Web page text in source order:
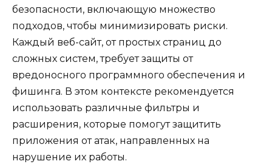
безопасности, включающую множество
подходов, чтобы минимизировать риски.
Каждый веб-сайт, от простых страниц до
сложных систем, требует защиты от
вредоносного программного обеспечения и
фишинга. В этом контексте рекомендуется
использовать различные фильтры и
расширения, которые помогут защитить
приложения от атак, направленных на
нарушение их работы.